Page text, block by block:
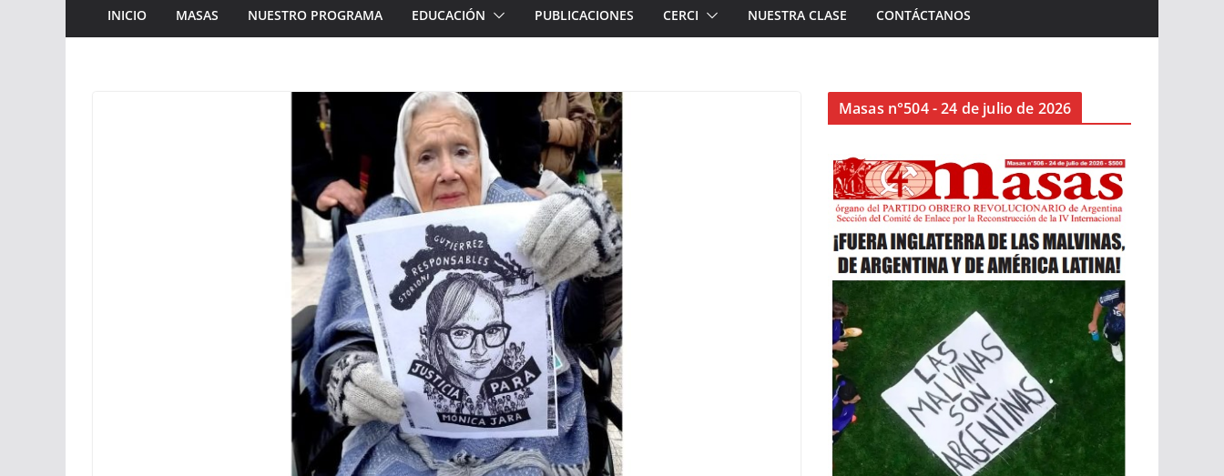
INICIO MASAS NUESTRO PROGRAMA EDUCACIÓN PUBLICACIONES CERCI NUESTRA CLASE CONTÁCTANOS
Masas n°504 - 24 de julio de 2026